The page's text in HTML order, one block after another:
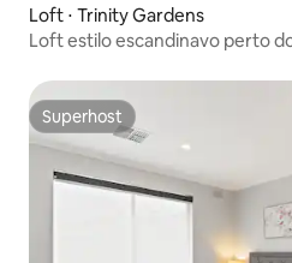
Loft ⋅ Trinity Gardens
Loft estilo escandinavo perto
Superhost
Superhost